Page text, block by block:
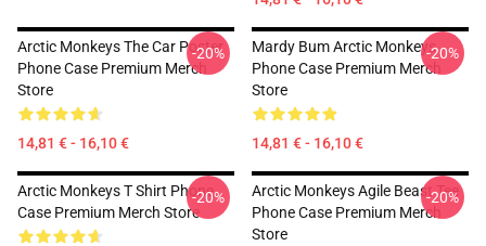
Arctic Monkeys The Car Poster
Phone Case Premium Merch
Store
14,81 € - 16,10 €
-20%
Mardy Bum Arctic Monkeys
Phone Case Premium Merch
Store
14,81 € - 16,10 €
-20%
Arctic Monkeys T Shirt Phone
Case Premium Merch Store
-20%
Arctic Monkeys Agile Beast Tee
Phone Case Premium Merch
Store
-20%